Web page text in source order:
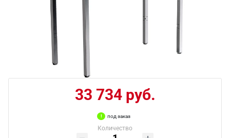
33 734 руб.
под заказ
Количество